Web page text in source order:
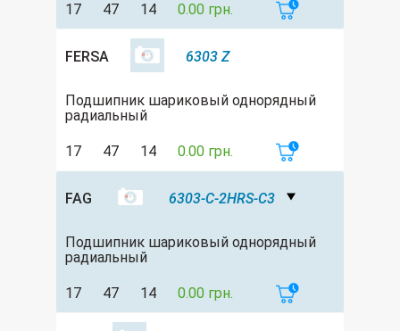
17 47 14 0.00 грн.
FERSA 6303 Z
Подшипник шариковый однорядный
радиальный
17 47 14 0.00 грн.
FAG 6303-C-2HRS-C3
Подшипник шариковый однорядный
радиальный
17 47 14 0.00 грн.